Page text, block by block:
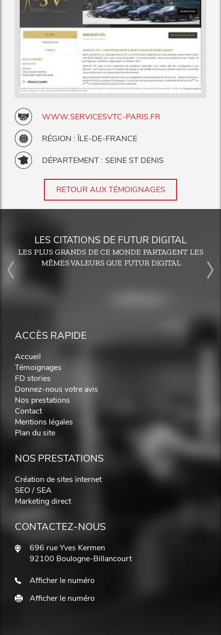
WWW.SERVICESVTC-PARIS.FR
RÉGION : ÎLE-DE-FRANCE
DÉPARTEMENT : SEINE ST DENIS
RETOUR AUX TÉMOIGNAGES
LES CITATIONS DE FUTUR DIGITAL
LES PLUS GRANDS DE CE MONDE PARTAGENT LES
MÊMES VALEURS QUE FUTUR DIGITAL
ACCÈS RAPIDE
Accueil
Témoignages
FD stories
Donnez-nous votre avis
Nos prestations
Contact
Mentions légales
Plan du site
NOS PRESTATIONS
Création de sites internet
SEO / SEA
Marketing direct
CONTACTEZ-NOUS
696 rue Yves Kermen
92100 Boulogne-Billancourt
Afficher le numéro
Afficher le numéro